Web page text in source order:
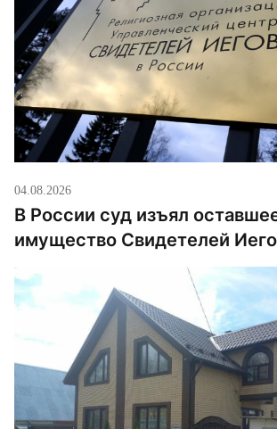
именно, суд […]
04.08.2026
В России суд изъял
имущество Свидетелей